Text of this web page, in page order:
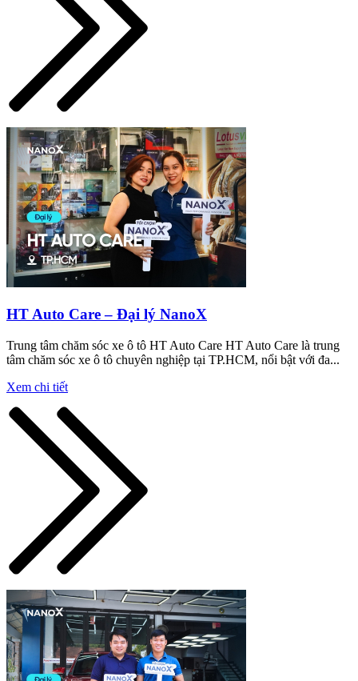
HT Auto Care – Đại lý NanoX
Trung tâm chăm sóc xe ô tô HT Auto Care HT Auto Care là trung
tâm chăm sóc xe ô tô chuyên nghiệp tại TP.HCM, nổi bật với đa...
Xem chi tiết